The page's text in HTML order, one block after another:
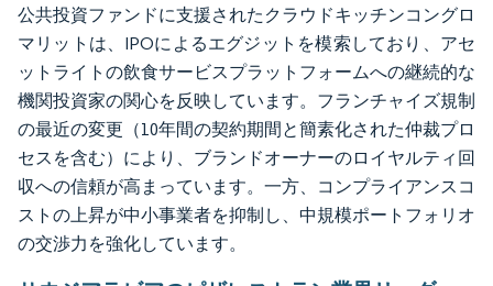
公共投資ファンドに支援されたクラウドキッチンコングロ
マリットは、IPOによるエグジットを模索しており、アセ
ットライトの飲食サービスプラットフォームへの継続的な
機関投資家の関心を反映しています。フランチャイズ規制
の最近の変更（10年間の契約期間と簡素化された仲裁プロ
セスを含む）により、ブランドオーナーのロイヤルティ回
収への信頼が高まっています。一方、コンプライアンスコ
ストの上昇が中小事業者を抑制し、中規模ポートフォリオ
の交渉力を強化しています。